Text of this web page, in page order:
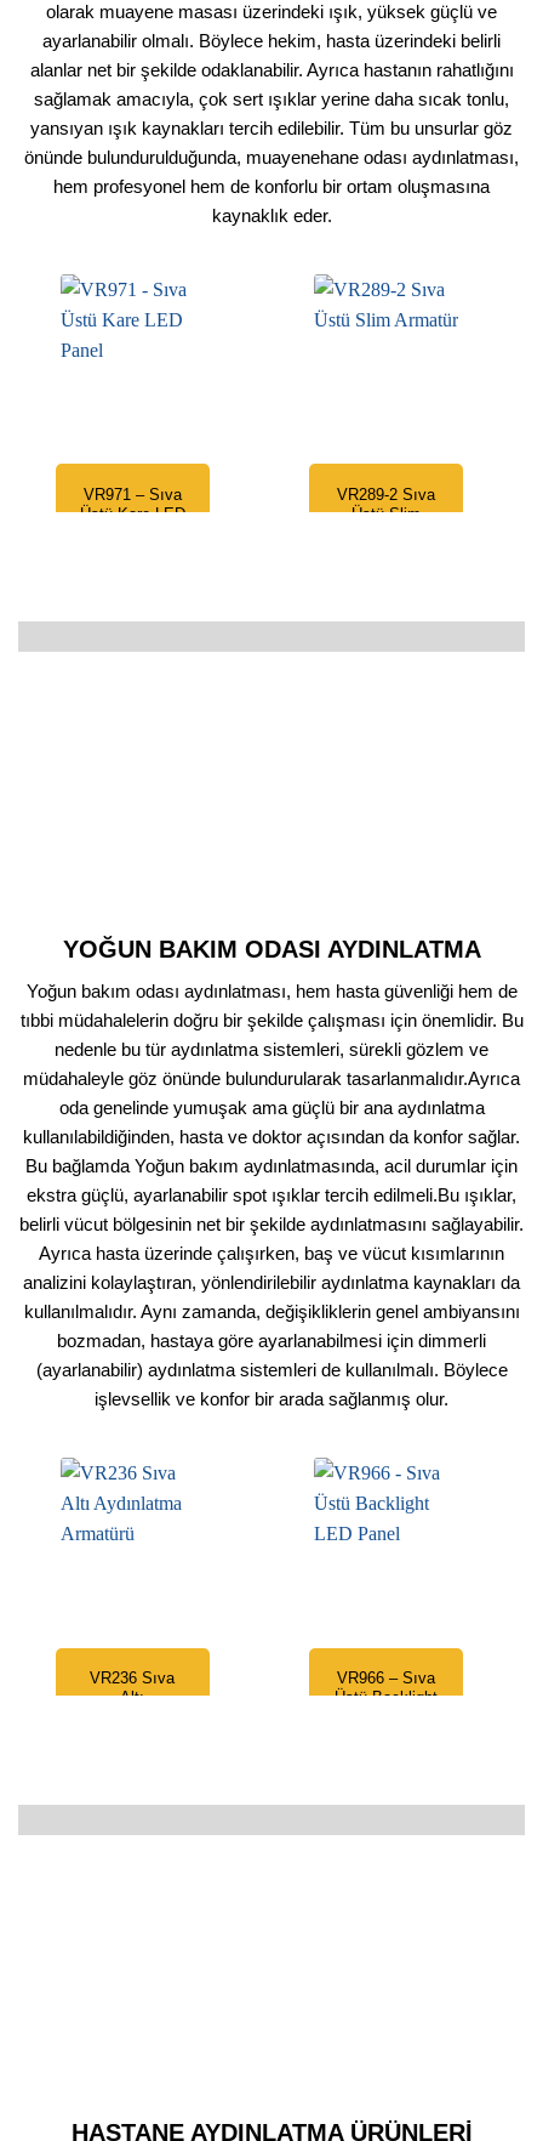
olarak muayene masası üzerindeki ışık, yüksek güçlü ve
ayarlanabilir olmalı. Böylece hekim, hasta üzerindeki belirli
alanlar net bir şekilde odaklanabilir. Ayrıca hastanın rahatlığını
sağlamak amacıyla, çok sert ışıklar yerine daha sıcak tonlu,
yansıyan ışık kaynakları tercih edilebilir. Tüm bu unsurlar göz
önünde bulundurulduğunda, muayenehane odası aydınlatması,
hem profesyonel hem de konforlu bir ortam oluşmasına
kaynaklık eder.
VR971 – Sıva
Üstü Kare LED
VR289-2 Sıva
Üstü Slim
YOĞUN BAKIM ODASI AYDINLATMA
Yoğun bakım odası aydınlatması, hem hasta güvenliği hem de
tıbbi müdahalelerin doğru bir şekilde çalışması için önemlidir. Bu
nedenle bu tür aydınlatma sistemleri, sürekli gözlem ve
müdahaleyle göz önünde bulundurularak tasarlanmalıdır.Ayrıca
oda genelinde yumuşak ama güçlü bir ana aydınlatma
kullanılabildiğinden, hasta ve doktor açısından da konfor sağlar.
Bu bağlamda Yoğun bakım aydınlatmasında, acil durumlar için
ekstra güçlü, ayarlanabilir spot ışıklar tercih edilmeli.Bu ışıklar,
belirli vücut bölgesinin net bir şekilde aydınlatmasını sağlayabilir.
Ayrıca hasta üzerinde çalışırken, baş ve vücut kısımlarının
analizini kolaylaştıran, yönlendirilebilir aydınlatma kaynakları da
kullanılmalıdır. Aynı zamanda, değişikliklerin genel ambiyansını
bozmadan, hastaya göre ayarlanabilmesi için dimmerli
(ayarlanabilir) aydınlatma sistemleri de kullanılmalı. Böylece
işlevsellik ve konfor bir arada sağlanmış olur.
VR236 Sıva
Altı
VR966 – Sıva
Üstü Backlight
HASTANE AYDINLATMA ÜRÜNLERİ